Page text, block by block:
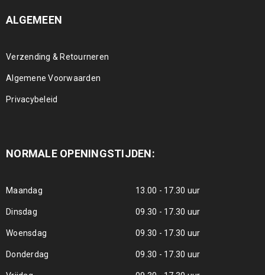
ALGEMEEN
Verzending & Retourneren
Algemene Voorwaarden
Privacybeleid
NORMALE OPENINGSTIJDEN:
Maandag 13.00 - 17.30 uur
Dinsdag 09.30 - 17.30 uur
Woensdag 09.30 - 17.30 uur
Donderdag 09.30 - 17.30 uur